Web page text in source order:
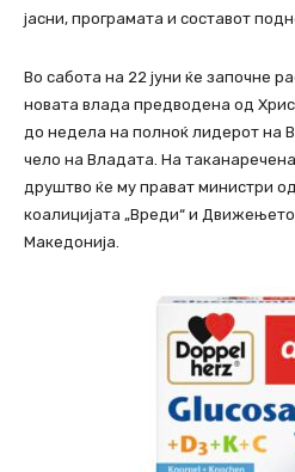
јасни, програмата и составот
Во сабота на 22 јуни ќе започне
новата влада предводена од
до недела на полноќ лидерот на
чело на Владата. На
друштво ќе му прават министри
коалицијата „Вреди“ и
Македонија.